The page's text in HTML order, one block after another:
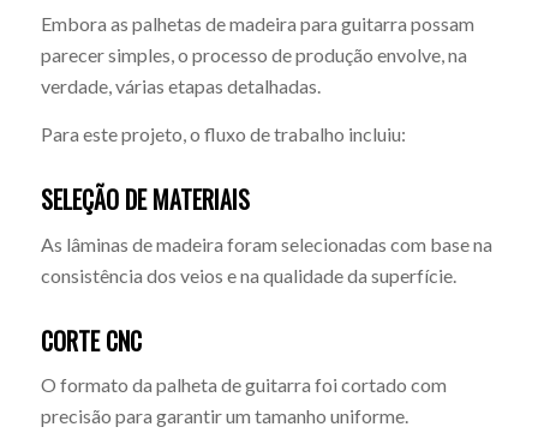
Embora as palhetas de madeira para guitarra possam
parecer simples, o processo de produção envolve, na
verdade, várias etapas detalhadas.
Para este projeto, o fluxo de trabalho incluiu:
SELEÇÃO DE MATERIAIS
As lâminas de madeira foram selecionadas com base na
consistência dos veios e na qualidade da superfície.
CORTE CNC
O formato da palheta de guitarra foi cortado com
precisão para garantir um tamanho uniforme.